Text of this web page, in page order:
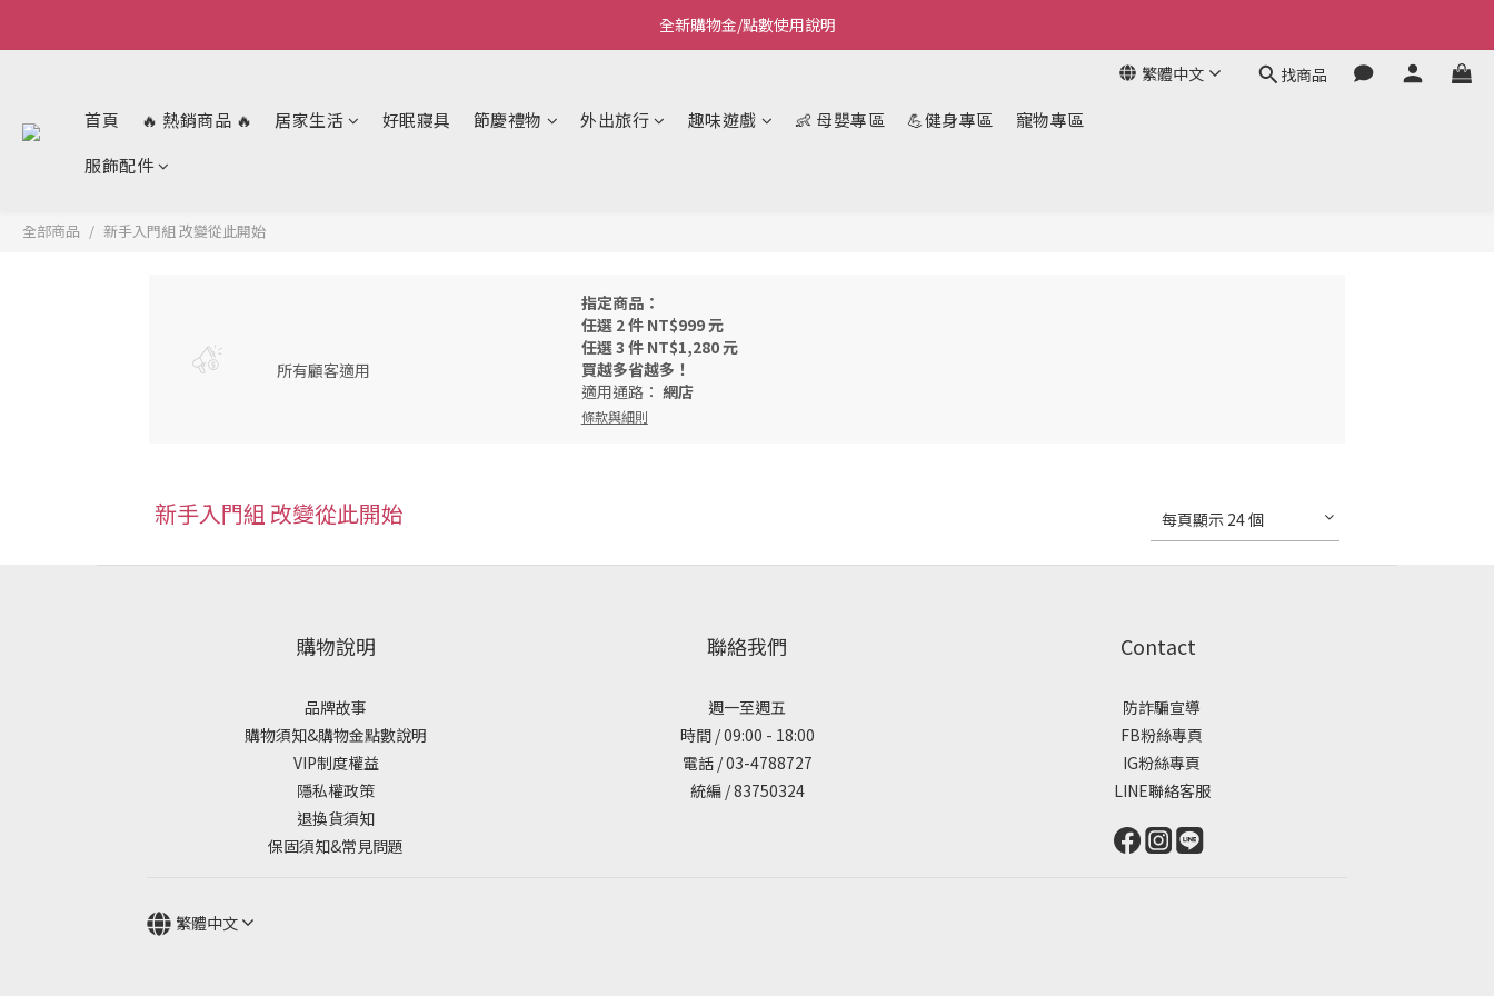
Welcome~私藏生活~
全新購物金/點數使用說明
繁體中文 找商品
首頁 🔥 熱銷商品 🔥 居家生活 好眠寢具 節慶禮物 外出旅行 趣味遊戲 👶 母嬰專區 💪健身專區
寵物專區
服飾配件
全部商品 新手入門組 改變從此開始
所有顧客適用
指定商品：
任選 2 件 NT$999 元
任選 3 件 NT$1,280 元
買越多省越多！
適用通路： 網店
條款與細則
新手入門組 改變從此開始 每頁顯示 24 個
購物說明
品牌故事
購物須知&購物金點數說明
VIP制度權益
隱私權政策
退換貨須知
保固須知&常見問題
聯絡我們
週一至週五
時間 / 09:00 - 18:00
電話 / 03-4788727
統編 / 83750324
Contact
防詐騙宣導
FB粉絲專頁
IG粉絲專頁
LINE聯絡客服
繁體中文